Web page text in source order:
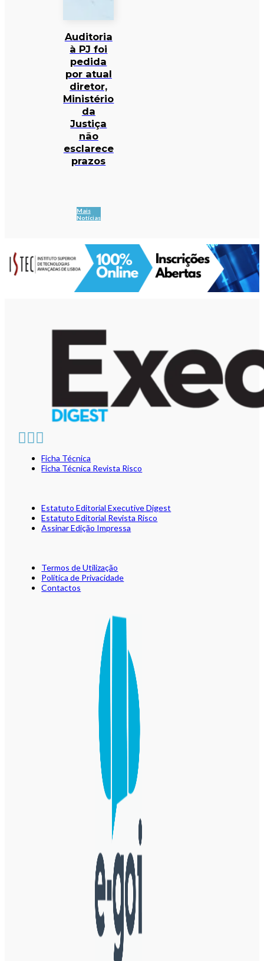
Auditoria
à PJ foi
pedida
por atual
diretor,
Ministério
da
Justiça
não
esclarece
prazos
Mais
Notícias
Ficha Técnica
Ficha Técnica Revista Risco
Estatuto Editorial Executive Digest
Estatuto Editorial Revista Risco
Assinar Edição Impressa
Termos de Utilização
Política de Privacidade
Contactos